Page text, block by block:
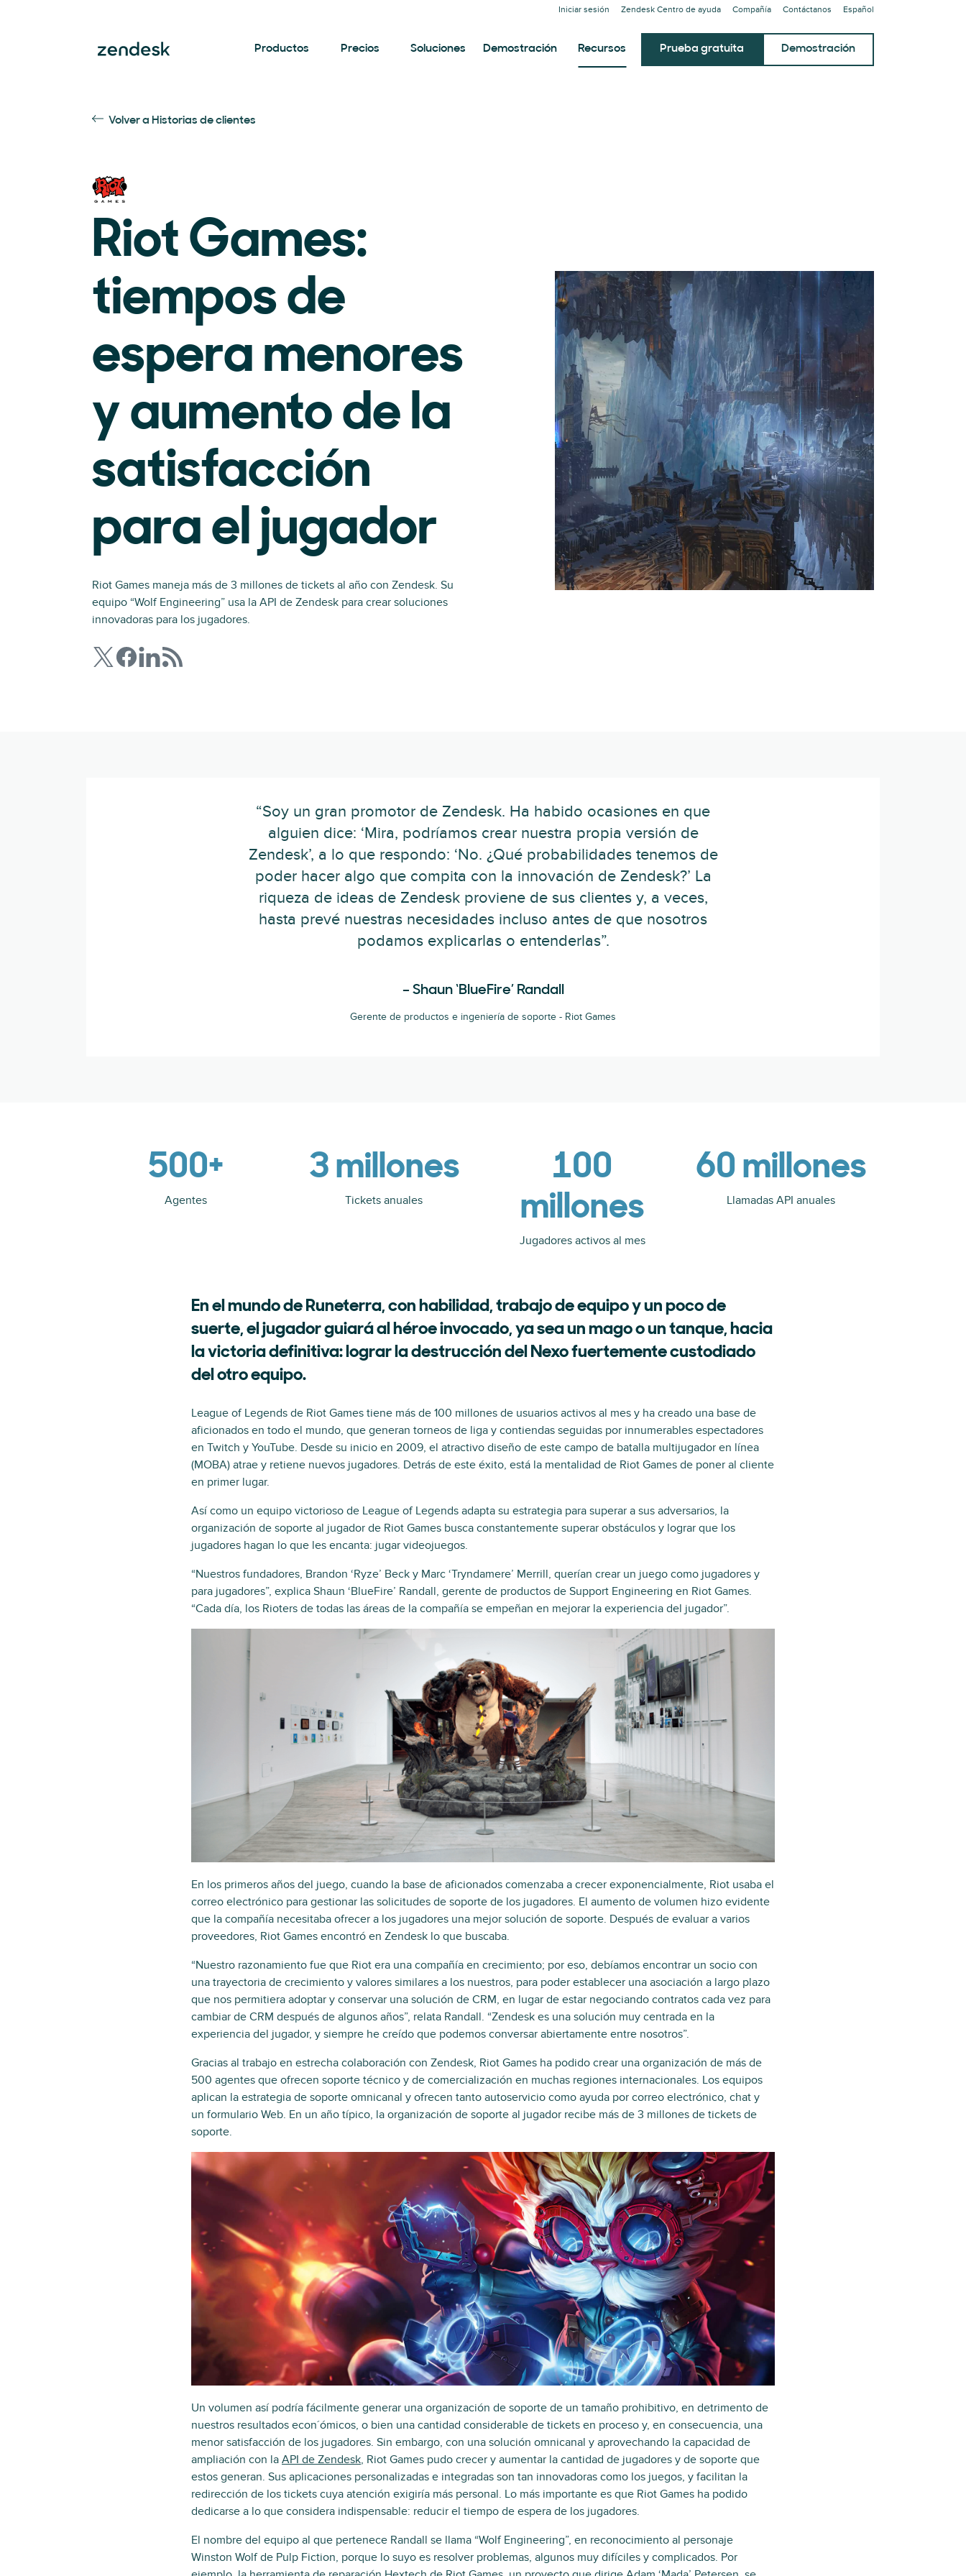
Iniciar sesión Zendesk Centro de ayuda Compañía Contáctanos Español
Productos Precios Soluciones Demostración Recursos Prueba gratuita Demostración
Volver a Historias de clientes
Riot Games:
tiempos de
espera menores
y aumento de la
satisfacción
para el jugador
Riot Games maneja más de 3 millones de tickets al año con Zendesk. Su
equipo “Wolf Engineering” usa la API de Zendesk para crear soluciones
innovadoras para los jugadores.
“Soy un gran promotor de Zendesk. Ha habido ocasiones en que
alguien dice: ‘Mira, podríamos crear nuestra propia versión de
Zendesk’, a lo que respondo: ‘No. ¿Qué probabilidades tenemos de
poder hacer algo que compita con la innovación de Zendesk?’ La
riqueza de ideas de Zendesk proviene de sus clientes y, a veces,
hasta prevé nuestras necesidades incluso antes de que nosotros
podamos explicarlas o entenderlas”.
– Shaun ‘BlueFire’ Randall
Gerente de productos e ingeniería de soporte - Riot Games
500+
Agentes
3 millones
Tickets anuales
100
millones
Jugadores activos al mes
60 millones
Llamadas API anuales
En el mundo de Runeterra, con habilidad, trabajo de equipo y un poco de
suerte, el jugador guiará al héroe invocado, ya sea un mago o un tanque, hacia
la victoria definitiva: lograr la destrucción del Nexo fuertemente custodiado
del otro equipo.
League of Legends de Riot Games tiene más de 100 millones de usuarios activos al mes y ha creado una base de
aficionados en todo el mundo, que generan torneos de liga y contiendas seguidas por innumerables espectadores
en Twitch y YouTube. Desde su inicio en 2009, el atractivo diseño de este campo de batalla multijugador en línea
(MOBA) atrae y retiene nuevos jugadores. Detrás de este éxito, está la mentalidad de Riot Games de poner al cliente
en primer lugar.
Así como un equipo victorioso de League of Legends adapta su estrategia para superar a sus adversarios, la
organización de soporte al jugador de Riot Games busca constantemente superar obstáculos y lograr que los
jugadores hagan lo que les encanta: jugar videojuegos.
“Nuestros fundadores, Brandon ‘Ryze’ Beck y Marc ‘Tryndamere’ Merrill, querían crear un juego como jugadores y
para jugadores”, explica Shaun ‘BlueFire’ Randall, gerente de productos de Support Engineering en Riot Games.
“Cada día, los Rioters de todas las áreas de la compañía se empeñan en mejorar la experiencia del jugador”.
En los primeros años del juego, cuando la base de aficionados comenzaba a crecer exponencialmente, Riot usaba el
correo electrónico para gestionar las solicitudes de soporte de los jugadores. El aumento de volumen hizo evidente
que la compañía necesitaba ofrecer a los jugadores una mejor solución de soporte. Después de evaluar a varios
proveedores, Riot Games encontró en Zendesk lo que buscaba.
“Nuestro razonamiento fue que Riot era una compañía en crecimiento; por eso, debíamos encontrar un socio con
una trayectoria de crecimiento y valores similares a los nuestros, para poder establecer una asociación a largo plazo
que nos permitiera adoptar y conservar una solución de CRM, en lugar de estar negociando contratos cada vez para
cambiar de CRM después de algunos años”, relata Randall. “Zendesk es una solución muy centrada en la
experiencia del jugador, y siempre he creído que podemos conversar abiertamente entre nosotros”.
Gracias al trabajo en estrecha colaboración con Zendesk, Riot Games ha podido crear una organización de más de
500 agentes que ofrecen soporte técnico y de comercialización en muchas regiones internacionales. Los equipos
aplican la estrategia de soporte omnicanal y ofrecen tanto autoservicio como ayuda por correo electrónico, chat y
un formulario Web. En un año típico, la organización de soporte al jugador recibe más de 3 millones de tickets de
soporte.
Un volumen así podría fácilmente generar una organización de soporte de un tamaño prohibitivo, en detrimento de
nuestros resultados econ´ómicos, o bien una cantidad considerable de tickets en proceso y, en consecuencia, una
menor satisfacción de los jugadores. Sin embargo, con una solución omnicanal y aprovechando la capacidad de
ampliación con la API de Zendesk, Riot Games pudo crecer y aumentar la cantidad de jugadores y de soporte que
estos generan. Sus aplicaciones personalizadas e integradas son tan innovadoras como los juegos, y facilitan la
redirección de los tickets cuya atención exigiría más personal. Lo más importante es que Riot Games ha podido
dedicarse a lo que considera indispensable: reducir el tiempo de espera de los jugadores.
El nombre del equipo al que pertenece Randall se llama “Wolf Engineering”, en reconocimiento al personaje
Winston Wolf de Pulp Fiction, porque lo suyo es resolver problemas, algunos muy difíciles y complicados. Por